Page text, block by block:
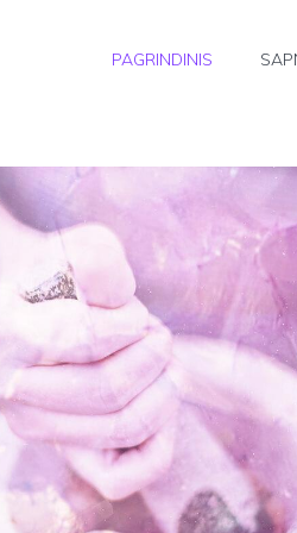
PAGRINDINIS